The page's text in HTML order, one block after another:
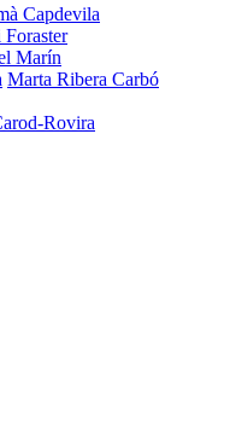
Capdevila
Foraster
Marín
Marta Ribera Carbó
Rovira